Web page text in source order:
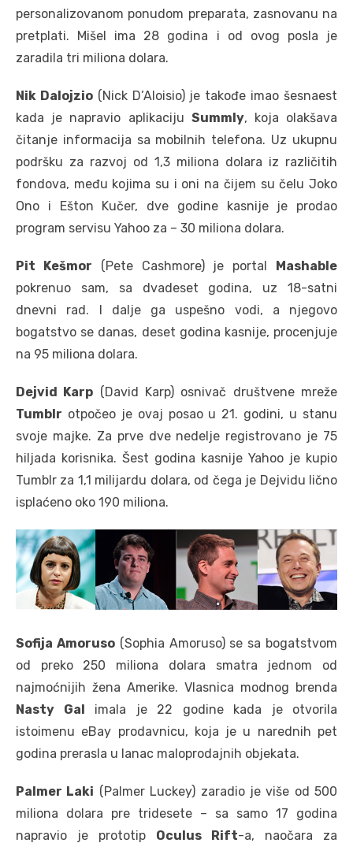
personalizovanom ponudom preparata, zasnovanu na
pretplati. Mišel ima 28 godina i od ovog posla je
zaradila tri miliona dolara.
Nik Dalojzio(Nick D’Aloisio) je takođe imao šesnaest
kada je napravio aplikaciju Summly, koja olakšava
čitanje informacija sa mobilnih telefona. Uz ukupnu
podršku za razvoj od 1,3 miliona dolara iz različitih
fondova, među kojima su i oni na čijem su čelu Joko
Ono i Ešton Kučer, dve godine kasnije je prodao
program servisu Yahoo za – 30 miliona dolara.
Pit Kešmor (Pete Cashmore) je portal Mashable
pokrenuo sam, sa dvadeset godina, uz 18-satni
dnevni rad. I dalje ga uspešno vodi, a njegovo
bogatstvo se danas, deset godina kasnije, procenjuje
na 95 miliona dolara.
Dejvid Karp (David Karp) osnivač društvene mreže
Tumblr otpočeo je ovaj posao u 21. godini, u stanu
svoje majke. Za prve dve nedelje registrovano je 75
hiljada korisnika. Šest godina kasnije Yahoo je kupio
Tumblr za 1,1 milijardu dolara, od čega je Dejvidu lično
isplaćeno oko 190 miliona.
Sofija Amoruso(Sophia Amoruso) se sa bogatstvom
od preko 250 miliona dolara smatra jednom od
najmoćnijih žena Amerike. Vlasnica modnog brenda
Nasty Gal imala je 22 godine kada je otvorila
istoimenu eBay prodavnicu, koja je u narednih pet
godina prerasla u lanac maloprodajnih objekata.
Palmer Laki (Palmer Luckey) zaradio je više od 500
miliona dolara pre tridesete – sa samo 17 godina
napravio je prototip Oculus Rift-a, naočara za